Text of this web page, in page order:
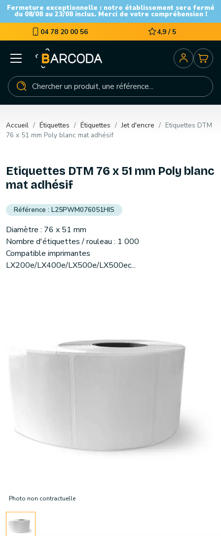
Fermeture exceptionnelle : notre établissement sera fermé
du 08/08 au 23/08 inclus. Merci de votre compréhension !
04 78 20 00 56 4,9 / 5
Accueil Étiquettes Étiquettes Jet d'encre
Etiquettes DTM
76 x 51 mm Poly blanc mat adhésif
Photo non contractuelle
Etiquettes DTM 76 x 51 mm Poly blanc
mat adhésif
L25PWM076051HIS
Diamètre : 76 x 51 mm
Nombre d'étiquettes / rouleau : 1 000
Compatible imprimantes
LX200e/LX400e/LX500e/LX500ec...